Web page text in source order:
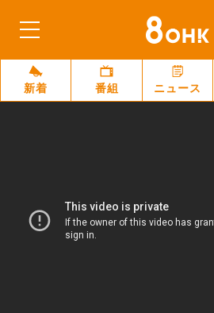
新着 番組 ニュース